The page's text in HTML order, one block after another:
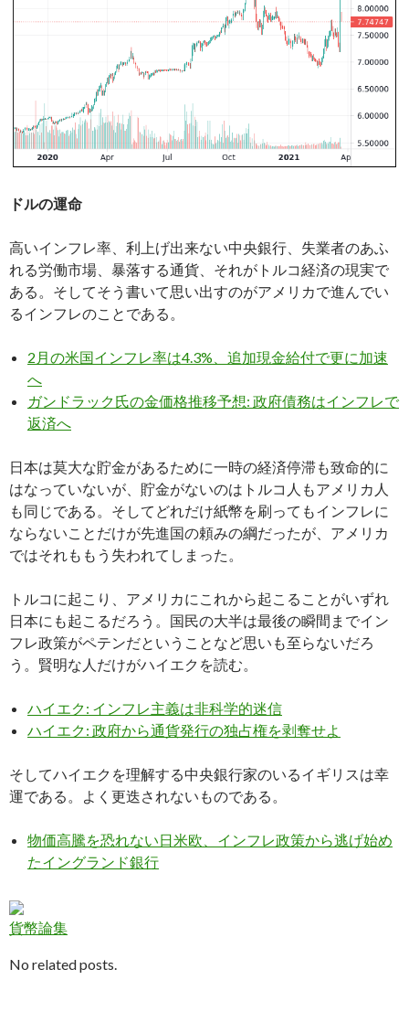
ドルの運命
高いインフレ率、利上げ出来ない中央銀行、失業者のあふ
れる労働市場、暴落する通貨、それがトルコ経済の現実で
ある。そしてそう書いて思い出すのがアメリカで進んでい
るインフレのことである。
2月の米国インフレ率は4.3%、追加現金給付で更に加速
へ
ガンドラック氏の金価格推移予想: 政府債務はインフレで
返済へ
日本は莫大な貯金があるために一時の経済停滞も致命的に
はなっていないが、貯金がないのはトルコ人もアメリカ人
も同じである。そしてどれだけ紙幣を刷ってもインフレに
ならないことだけが先進国の頼みの綱だったが、アメリカ
ではそれももう失われてしまった。
トルコに起こり、アメリカにこれから起こることがいずれ
日本にも起こるだろう。国民の大半は最後の瞬間までイン
フレ政策がペテンだということなど思いも至らないだろ
う。賢明な人だけがハイエクを読む。
ハイエク: インフレ主義は非科学的迷信
ハイエク: 政府から通貨発行の独占権を剥奪せよ
そしてハイエクを理解する中央銀行家のいるイギリスは幸
運である。よく更迭されないものである。
物価高騰を恐れない日米欧、インフレ政策から逃げ始め
たイングランド銀行
貨幣論集
No related posts.